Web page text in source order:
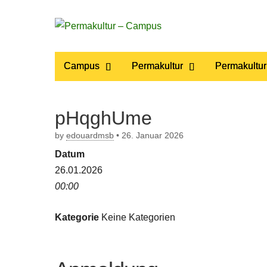
Permakultur
– Campus
Main
menu
Campus Permakultur
pHqghUme
by edouardmsb • 26. Januar 2026
Datum
26.01.2026
00:00
Kategorie Keine Kategorien